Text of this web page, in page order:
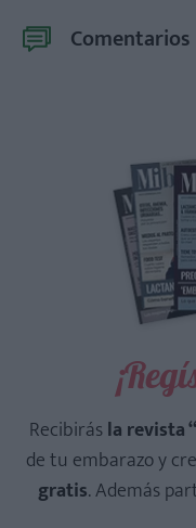
Comentarios
Recibirásla revista
de tu embarazo y
gratis. Además